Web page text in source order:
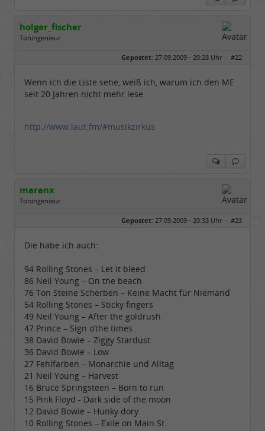
holger_fischer
Toningenieur
Dabei seit:
04 / 2007
Gepostet: 27.09.2009 - 20:28 Uhr · #22
Wenn ich die Liste sehe, weiß ich, warum ich den ME
seit 20 Jahren nicht mehr lese.
http://www.laut.fm/#musikzirkus
maranx
Toningenieur
Hachenburg/Westerwald
Beiträge:
6910
Gepostet: 27.09.2009 - 20:33 Uhr · #23
Die habe ich auch:
94 Rolling Stones – Let it bleed
86 Neil Young – On the beach
76 Ton Steine Scherben – Keine Macht für Niemand
54 Rolling Stones – Sticky fingers
49 Neil Young – After the goldrush
47 Prince – Sign o’the times
38 David Bowie – Ziggy Stardust
36 David Bowie – Low
27 Fehlfarben – Monarchie und Alltag
21 Neil Young – Harvest
16 Bruce Springsteen – Born to run
15 Pink Floyd - Dark side of the moon
12 David Bowie – Hunky dory
10 Rolling Stones – Exile on Main St.